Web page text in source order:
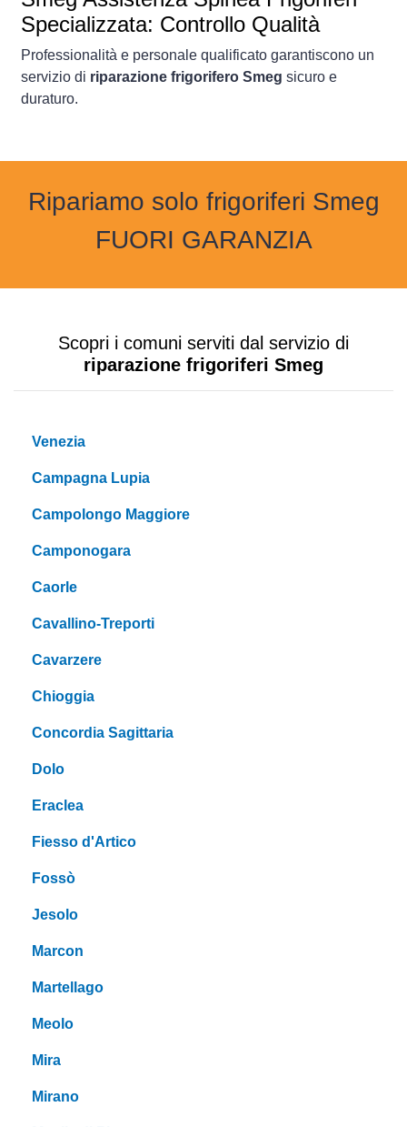
Specializzata: Controllo Qualità
Professionalità e personale qualificato garantiscono un
servizio di riparazione frigorifero Smeg sicuro e
duraturo.
Ripariamo solo frigoriferi Smeg
FUORI GARANZIA
Scopri i comuni serviti dal servizio di
riparazione frigoriferi Smeg
Venezia
Campagna Lupia
Campolongo Maggiore
Camponogara
Caorle
Cavallino-Treporti
Cavarzere
Chioggia
Concordia Sagittaria
Dolo
Eraclea
Fiesso d'Artico
Fossò
Jesolo
Marcon
Martellago
Meolo
Mira
Mirano